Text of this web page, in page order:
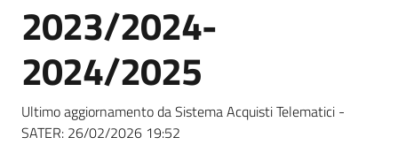
2023/2024-
2024/2025
Ultimo aggiornamento da Sistema Acquisti Telematici -
SATER: 26/02/2026 19:52